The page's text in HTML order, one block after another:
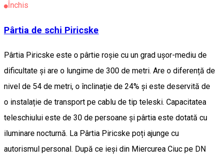
Închis
Pârtia de schi Piricske
Pârtia Piricske este o pârtie roșie cu un grad ușor-mediu de
dificultate și are o lungime de 300 de metri. Are o diferență de
nivel de 54 de metri, o înclinație de 24% și este deservită de
o instalație de transport pe cablu de tip teleski. Capacitatea
teleschiului este de 30 de persoane și pârtia este dotată cu
iluminare nocturnă. La Pârtia Piricske poți ajunge cu
autorismul personal. După ce ieși din Miercurea Ciuc pe DN